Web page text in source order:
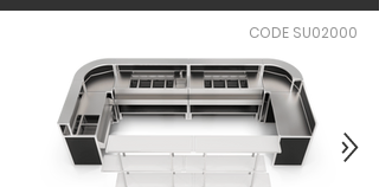
CODE SU02000